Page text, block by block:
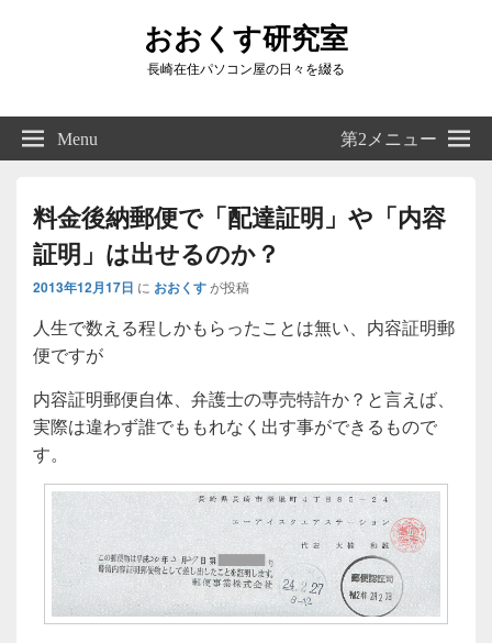
おおくす研究室
長崎在住パソコン屋の日々を綴る
Right
Sidebar
Widget
Menu 第2メニュー
料金後納郵便で「配達証明」や「内容
証明」は出せるのか？
2013年12月17日 に おおくすが投稿
人生で数える程しかもらったことは無い、内容証明郵
便ですが
内容証明郵便自体、弁護士の専売特許か？と言えば、
実際は違わず誰でももれなく出す事ができるもので
す。